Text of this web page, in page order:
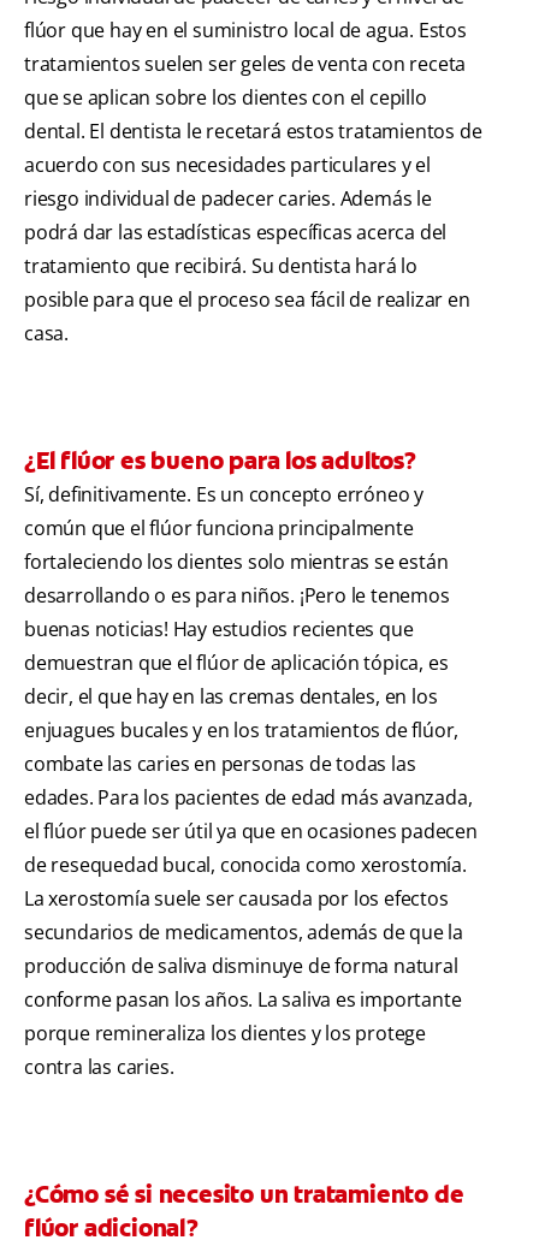
flúor que hay en el suministro local de agua. Estos
tratamientos suelen ser geles de venta con receta
que se aplican sobre los dientes con el cepillo
dental. El dentista le recetará estos tratamientos de
acuerdo con sus necesidades particulares y el
riesgo individual de padecer caries. Además le
podrá dar las estadísticas específicas acerca del
tratamiento que recibirá. Su dentista hará lo
posible para que el proceso sea fácil de realizar en
casa.
¿El flúor es bueno para los adultos?
Sí, definitivamente. Es un concepto erróneo y
común que el flúor funciona principalmente
fortaleciendo los dientes solo mientras se están
desarrollando o es para niños. ¡Pero le tenemos
buenas noticias! Hay estudios recientes que
demuestran que el flúor de aplicación tópica, es
decir, el que hay en las cremas dentales, en los
enjuagues bucales y en los tratamientos de flúor,
combate las caries en personas de todas las
edades. Para los pacientes de edad más avanzada,
el flúor puede ser útil ya que en ocasiones padecen
de resequedad bucal, conocida como xerostomía.
La xerostomía suele ser causada por los efectos
secundarios de medicamentos, además de que la
producción de saliva disminuye de forma natural
conforme pasan los años. La saliva es importante
porque remineraliza los dientes y los protege
contra las caries.
¿Cómo sé si necesito un tratamiento de
flúor adicional?